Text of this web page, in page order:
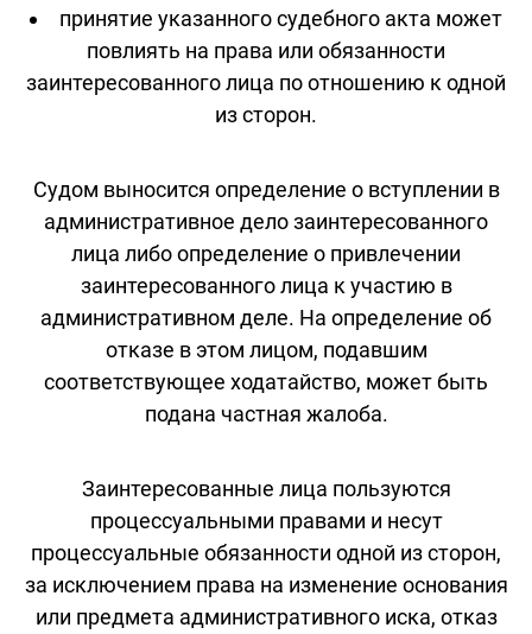
принятие указанного судебного акта может
повлиять на права или обязанности
заинтересованного лица по отношению к одной
из сторон.
Судом выносится определение о вступлении в
административное дело заинтересованного
лица либо определение о привлечении
заинтересованного лица к участию в
административном деле. На определение об
отказе в этом лицом, подавшим
соответствующее ходатайство, может быть
подана частная жалоба.
Заинтересованные лица пользуются
процессуальными правами и несут
процессуальные обязанности одной из сторон,
за исключением права на изменение основания
или предмета административного иска, отказ